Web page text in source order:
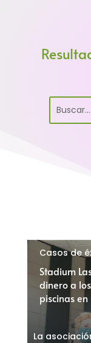
Stadium
dinero a
piscinas en
Casos de
La